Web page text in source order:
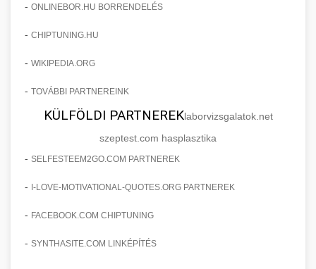
- ONLINEBOR.HU BORRENDELÉS
- CHIPTUNING.HU
- WIKIPEDIA.ORG
- TOVÁBBI PARTNEREINK
KÜLFÖLDI PARTNEREKlaborvizsgalatok.net
szeptest.com hasplasztika
- SELFESTEEM2GO.COM PARTNEREK
- I-LOVE-MOTIVATIONAL-QUOTES.ORG PARTNEREK
- FACEBOOK.COM CHIPTUNING
- SYNTHASITE.COM LINKÉPÍTÉS